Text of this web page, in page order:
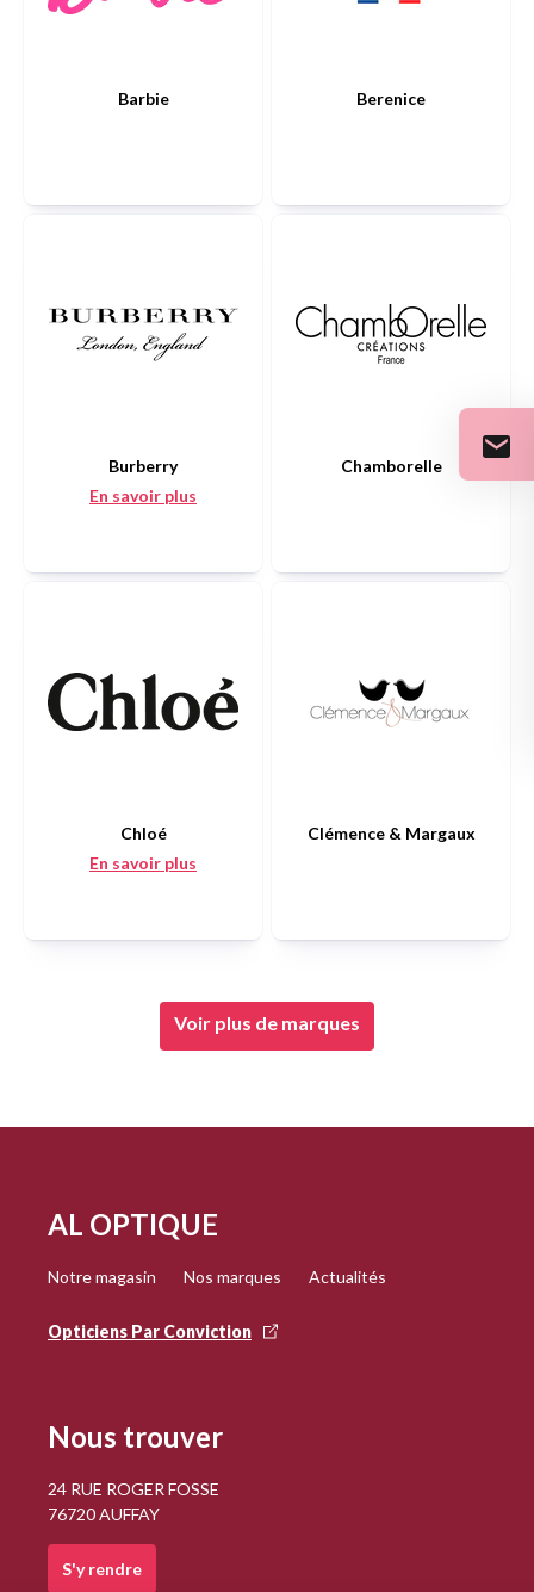
Barbie Berenice
Burberry
En savoir plus
Chamborelle
Chloé
En savoir plus
Clémence & Margaux
Voir plus de marques
AL OPTIQUE
Notre magasin Nos marques Actualités
Opticiens Par Conviction
Nous trouver
24 RUE ROGER FOSSE
76720 AUFFAY
S'y rendre